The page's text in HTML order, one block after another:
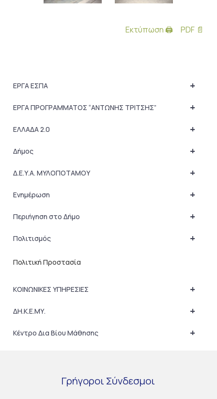
Εκτύπωση 🖨 PDF 📄
+
ΕΡΓΑ ΕΣΠΑ
+
ΕΡΓΑ ΠΡΟΓΡΑΜΜΑΤΟΣ “ΑΝΤΩΝΗΣ ΤΡΙΤΣΗΣ”
+
ΕΛΛΑΔΑ 2.0
+
Δήμος
+
Δ.Ε.Υ.Α. ΜΥΛΟΠΟΤΑΜΟΥ
+
Ενημέρωση
+
Περιήγηση στο Δήμο
+
Πολιτισμός
Πολιτική Προστασία
+
ΚΟΙΝΩΝΙΚΕΣ ΥΠΗΡΕΣΙΕΣ
+
ΔΗ.Κ.Ε.ΜΥ.
+
Κέντρο Δια Βίου Μάθησης
Γρήγοροι Σύνδεσμοι